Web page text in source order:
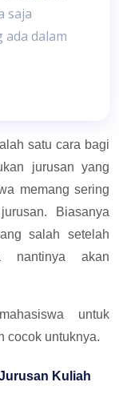
saja
dalam
satu cara bagi
jurusan yang
memang sering
Biasanya
salah setelah
nantinya akan
untuk
cocok untuknya.
Kuliah